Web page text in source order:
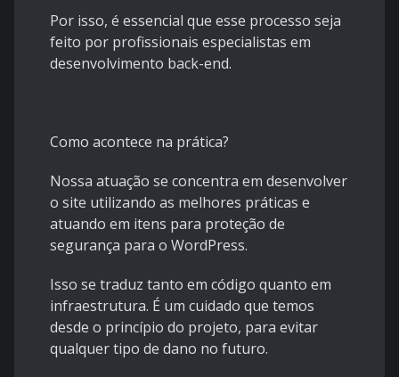
Por isso, é essencial que esse processo seja
feito por profissionais especialistas em
desenvolvimento back-end.
Como acontece na prática?
Nossa atuação se concentra em desenvolver
o site utilizando as melhores práticas e
atuando em itens para proteção de
segurança para o WordPress.
Isso se traduz tanto em código quanto em
infraestrutura. É um cuidado que temos
desde o princípio do projeto, para evitar
qualquer tipo de dano no futuro.